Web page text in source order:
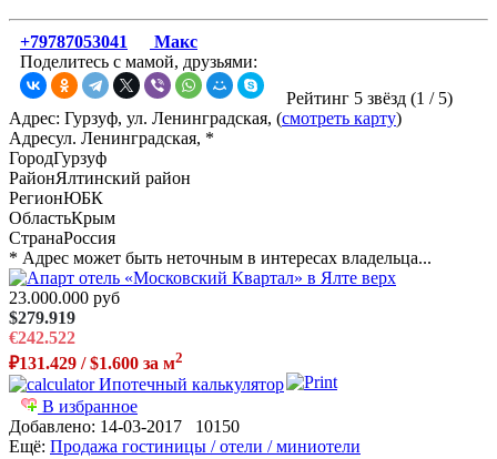
+79787053041
Макс
Поделитесь с мамой, друзьями:
Рейтинг 5 звёзд (1 / 5)
Адрес: Гурзуф, ул. Ленинградская, (смотреть карту)
Адресул. Ленинградская, *
ГородГурзуф
РайонЯлтинский район
РегионЮБК
ОбластьКрым
СтранаРоссия
* Адрес может быть неточным в интересах владельца...
23.000.000 руб
$279.919
€242.522
₽131.429 / $1.600 за м2
Ипотечный калькулятор
В избранное
Добавлено: 14-03-2017 10150
Ещё: Продажа гостиницы / отели / миниотели